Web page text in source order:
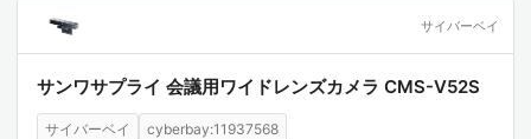
サイバーベイ
サンワサプライ 会議用ワイドレンズカメラ CMS-V52S
サイバーベイ cyberbay:11937568